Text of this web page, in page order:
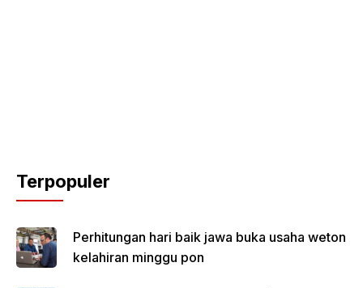
Terpopuler
Perhitungan hari baik jawa buka usaha weton
kelahiran minggu pon